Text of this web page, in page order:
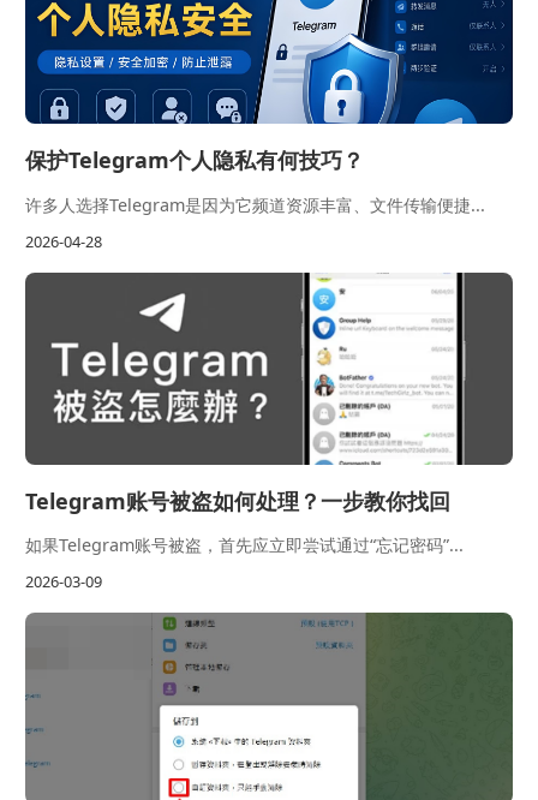
保护Telegram个人隐私有何技巧？
许多人选择Telegram是因为它频道资源丰富、文件传输便捷...
2026-04-28
Telegram账号被盗如何处理？一步教你找回
如果Telegram账号被盗，首先应立即尝试通过“忘记密码”...
2026-03-09